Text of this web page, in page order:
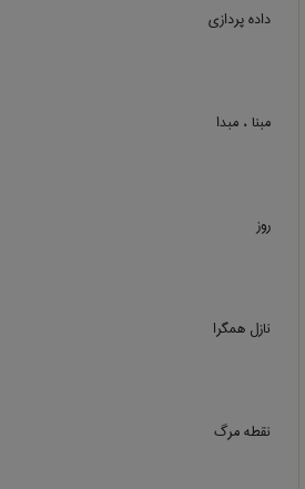
داده پردازی
مبنا ، مبدا
روز
نازل همگرا
نقطه مرگ